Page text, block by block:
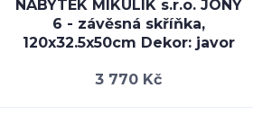
NÁBYTEK MIKULÍK s.r.o. JONY
6 - závěsná skříňka,
120x32.5x50cm Dekor: javor
3 770 Kč